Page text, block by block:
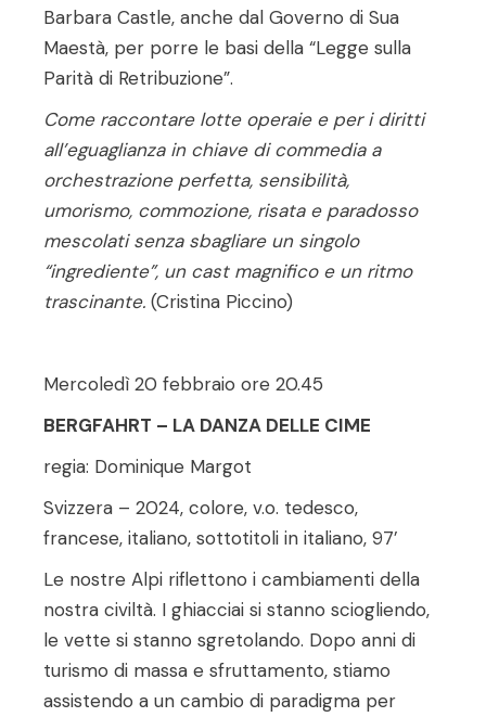
Barbara Castle, anche dal Governo di Sua
Maestà, per porre le basi della “Legge sulla
Parità di Retribuzione”.
Come raccontare lotte operaie e per i diritti
all’eguaglianza in chiave di commedia a
orchestrazione perfetta, sensibilità,
umorismo, commozione, risata e paradosso
mescolati senza sbagliare un singolo
“ingrediente”, un cast magnifico e un ritmo
trascinante. (Cristina Piccino)
Mercoledì 20 febbraio ore 20.45
BERGFAHRT – LA DANZA DELLE CIME
regia: Dominique Margot
Svizzera – 2024, colore, v.o. tedesco,
francese, italiano, sottotitoli in italiano, 97’
Le nostre Alpi riflettono i cambiamenti della
nostra civiltà. I ghiacciai si stanno sciogliendo,
le vette si stanno sgretolando. Dopo anni di
turismo di massa e sfruttamento, stiamo
assistendo a un cambio di paradigma per